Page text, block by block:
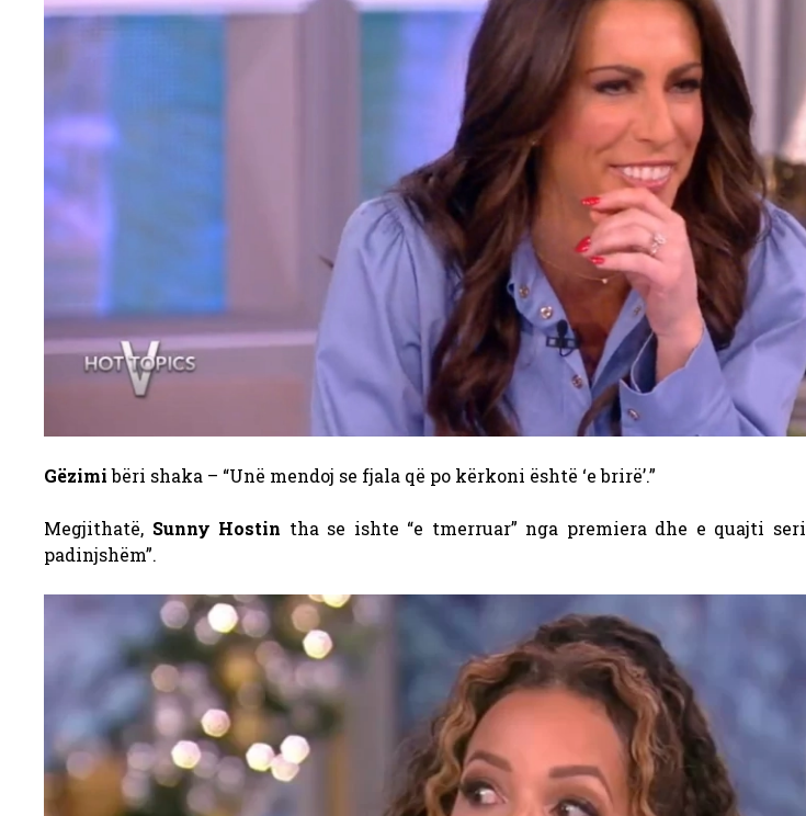
Gëzimibëri shaka – “Unë mendoj se fjala që po kërkoni është ‘e brirë’.”
Megjithatë, Sunny Hostin tha se ishte “e tmerruar” nga premiera dhe e quajti
padinjshëm”.